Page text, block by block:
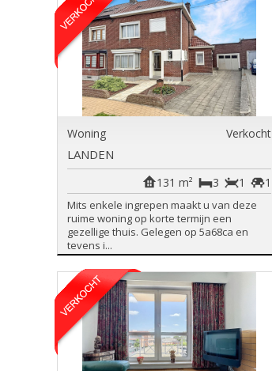
Woning Verkocht
LANDEN
1
1
3
131 m²
Mits enkele ingrepen maakt u van deze
ruime woning op korte termijn een
gezellige thuis. Gelegen op 5a68ca en
tevens i...